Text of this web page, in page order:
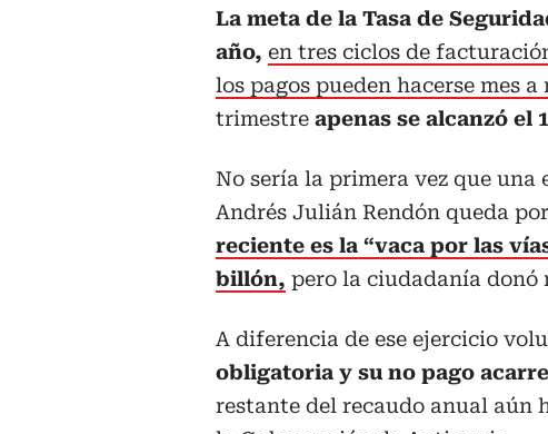
La meta de la Tasa de
año, en tres ciclos de
los pagos pueden hacerse mes a
trimestre apenas se alcanzó el
No sería la primera vez que
Andrés Julián Rendón queda
reciente es la “vaca por las
billón, pero la ciudadanía donó
A diferencia de ese ejercicio
obligatoria y su no pago
restante del recaudo anual aún